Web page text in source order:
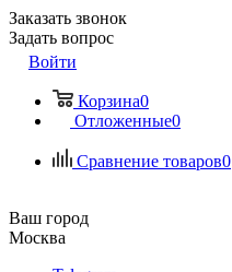
Заказать звонок
Задать вопрос
Войти
Корзина0
Отложенные0
Сравнение товаров0
Ваш город
Москва